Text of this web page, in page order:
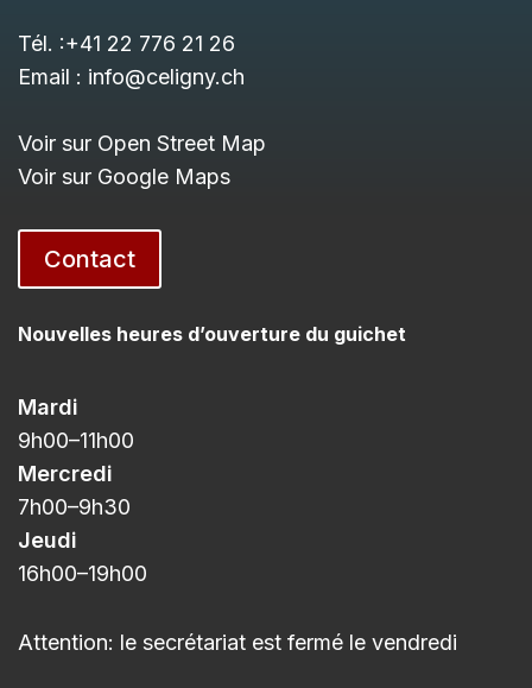
Tél. :+41 22 776 21 26
Email : info@celigny.ch
Voir sur Open Street Map
Voir sur Google Maps
Contact
Nouvelles heures d’ouverture du guichet
Mardi
9h00–11h00
Mercredi
7h00–9h30
Jeudi
16h00–19h00
Attention: le secrétariat est fermé le vendredi